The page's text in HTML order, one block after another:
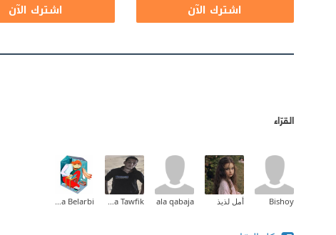
اشترك الآن اشترك الآن
القرّاء
Bishoy أمل لذيذ ala qabaja
Taha Tawfik
Halima Belarbi